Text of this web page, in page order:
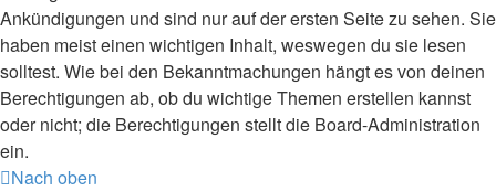
Ankündigungen und sind nur auf der ersten Seite zu sehen. Sie
haben meist einen wichtigen Inhalt, weswegen du sie lesen
solltest. Wie bei den Bekanntmachungen hängt es von deinen
Berechtigungen ab, ob du wichtige Themen erstellen kannst
oder nicht; die Berechtigungen stellt die Board-Administration
ein.
Nach oben